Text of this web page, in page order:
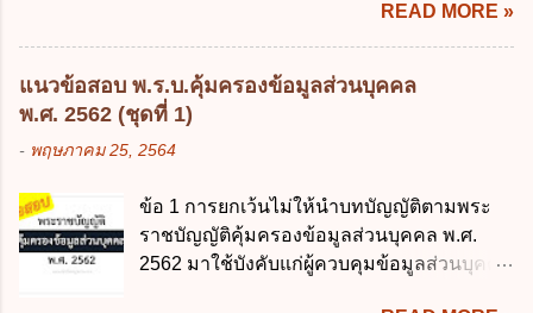
เครือข่ายดิจิทัล ง. เพิ่มประสิทธิภาคในการใช้
จ่ายงบประมาณให้เกิดความคุ้มค่าและเป็นไป
ตามเป้าหมาย ข้อ 3 ข้อใดกล่าวได้ถูกต้องที่สุด
เกี่ยวกับ "แผนพัฒนารัฐบาลดิจิทัล" ก. เป็นธร
รับผิดชอบในการบริหารจัดการข้อมูลของ
หน่วยงานของรัฐ ง. กำหนดกรอบและทิศทาง
การบริหารงานภาครัฐและการจัดทำบริการ
สาธารณะในรูปแบบดิจิทัล ข้อ 4 กรรมการ
พัฒนารัฐบาลดิจิทัลโดยตำแหน่ง ม...
เรื่อง หลักเกณฑ์และวิธีการปฏิบัติสำหรับผู้ที่
มิใช่ผู้ปกครองซึ่งมีเด็กที่มีอายุในเกณฑ์การ
ศึกษาภาคบังคับอาศัยอยู่" ออกตามความใน
พระราชบัญญัติการศึกษาภาคบังคับ พ.ศ.
2545 ซึ่งเป็นกฎหมายที่มีโทษทางอาญา โดย
มีสาระสำคัญดังนี้ 1. คำว่า "เด็ก" หมายถึง เด็ก
เว้นแต่เด็กที่สอบได้ชั้นปีที่ 9 ของการศึกษา
ภาคบังคับแล้ว 2. ผู้ปกครอง คือ 2.1 บิดา
มารดา 2.2 บิดาหรือมารดา ซึ่งเป็นผู้ใช้
READ MORE »
แนวข้อสอบ พ.ร.บ.คุ้มครองข้อมูลส่วนบุคคล
พ.ศ. 2562 (ชุดที่ 1)
- พฤษภาคม 25, 2564
ข้อ 1 การยกเว้นไม่ให้นำบทบัญญัติตามพระ
ราชบัญญัติคุ้มครองข้อมูลส่วนบุคคล พ.ศ.
2562 มาใช้บังคับแก่ผู้ควบคุมข้อมูลส่วนบุคคล